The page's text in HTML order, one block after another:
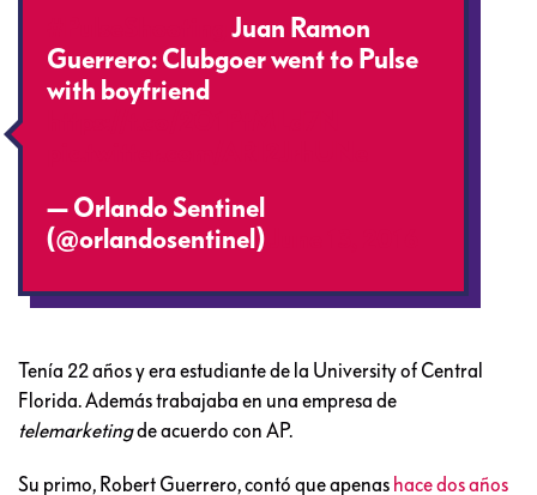
Juan Ramon
Guerrero: Clubgoer went to Pulse
with boyfriend
— Orlando Sentinel
(@orlandosentinel)
Tenía 22 años y era estudiante de la University of Central
Florida. Además trabajaba en una empresa de
telemarketingde acuerdo con AP.
Su primo, Robert Guerrero, contó que apenas hace dos años